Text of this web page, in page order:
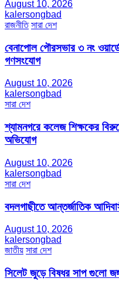
August 10, 2026
kalersongbad
রাজনীতি সারা দেশ
বেনাপোল পৌরসভার ৩ নং
গণসংযোগ
August 10, 2026
kalersongbad
সারা দেশ
শ্যামনগরে কলেজ শিক্ষকের
অভিযোগ
August 10, 2026
kalersongbad
সারা দেশ
বদলগাছীতে আন্তর্জাতিক
August 10, 2026
kalersongbad
জাতীয় সারা দেশ
সিলেট জুড়ে বিষধর সাপ গুলো